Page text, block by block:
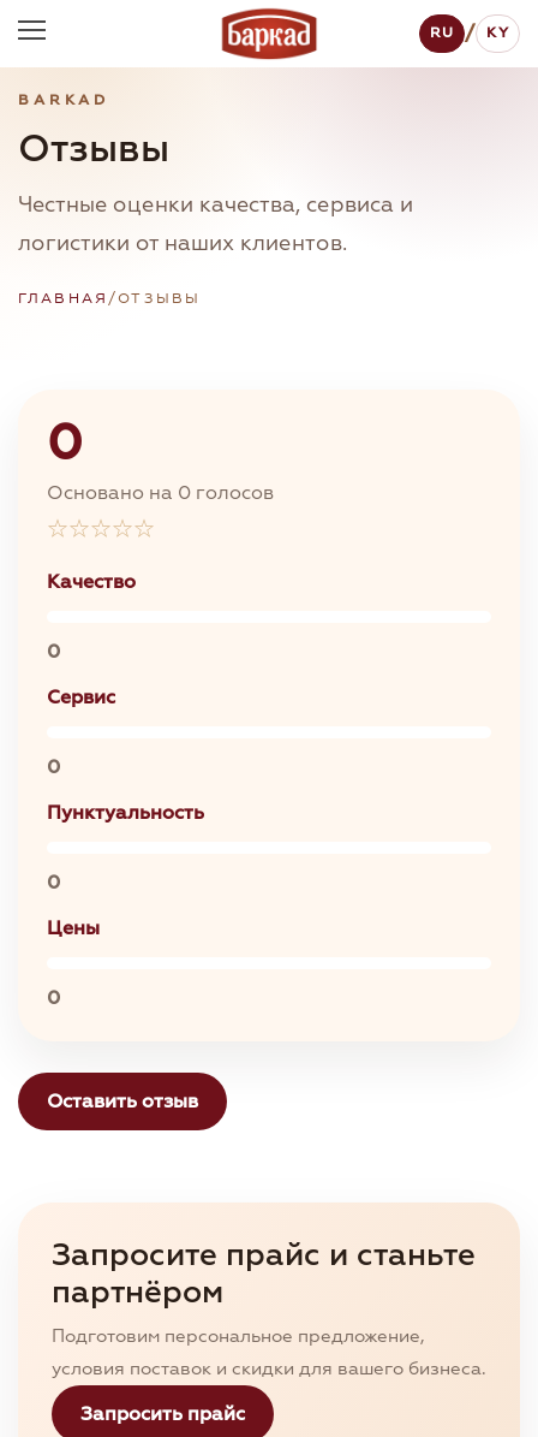
RU / KY
BARKAD
Отзывы
Честные оценки качества, сервиса и
логистики от наших клиентов.
ГЛАВНАЯ/ОТЗЫВЫ
0
Основано на 0 голосов
Качество
0
Сервис
0
Пунктуальность
0
Цены
0
Оставить отзыв
Запросите прайс и станьте
партнёром
Подготовим персональное предложение,
условия поставок и скидки для вашего бизнеса.
Запросить прайс